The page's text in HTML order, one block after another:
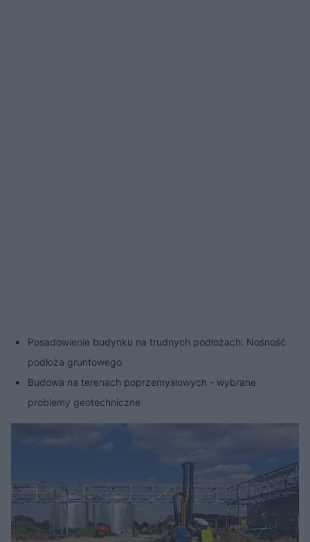
Posadowienie budynku na trudnych podłożach. Nośność
podłoża gruntowego
Budowa na terenach poprzemysłowych - wybrane
problemy geotechniczne